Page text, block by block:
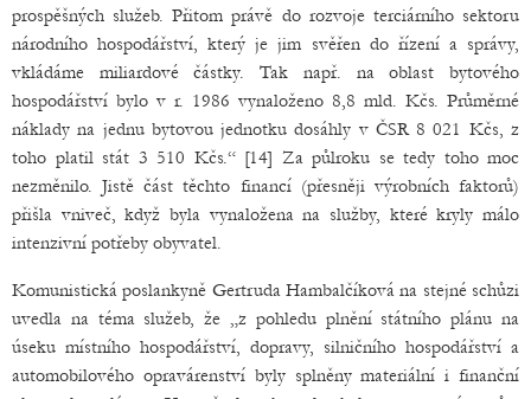
prospěšných služeb. Přitom právě do rozvoje terciárního sektoru
národního hospodářství, který je jim svěřen do řízení a správy,
vkládáme miliardové částky. Tak např. na oblast bytového
hospodářství bylo v r. 1986 vynaloženo 8,8 mld. Kčs. Průměrné
náklady na jednu bytovou jednotku dosáhly v ČSR 8 021 Kčs, z
toho platil stát 3 510 Kčs.“ [14] Za půlroku se tedy toho moc
nezměnilo. Jistě část těchto financí (přesněji výrobních faktorů)
přišla vniveč, když byla vynaložena na služby, které kryly málo
intenzivní potřeby obyvatel.
Komunistická poslankyně Gertruda Hambalčíková na stejné schůzi
uvedla na téma služeb, že „z pohledu plnění státního plánu na
úseku místního hospodářství, dopravy, silničního hospodářství a
automobilového opravárenství byly splněny materiální i finanční